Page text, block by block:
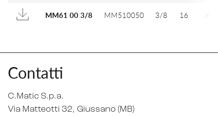
MM61 00 3/8 MM510050 3/8 16
Contatti
C.Matic S.p.a.
Via Matteotti 32, Giussano (MB)